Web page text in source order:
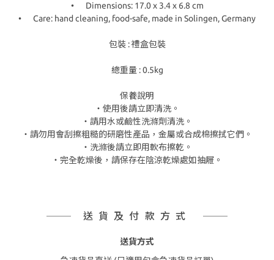
•
Dimensions: 17.0 x 3.4 x 6.8 cm
•
Care: hand cleaning, food-safe, made in Solingen, Germany
包裝 : 禮盒包裝
總重量 : 0.5kg
保養說明
・使用後請立即清洗。
・請用水或鹼性洗滌劑清洗。
・請勿用會刮擦粗糙的研磨性產品，金屬或合成棉擦拭它們。
・洗滌後請立即用軟布擦乾。
・完全乾燥後，請保存在陰涼乾燥處如抽屜。
送貨及付款方式
送貨方式